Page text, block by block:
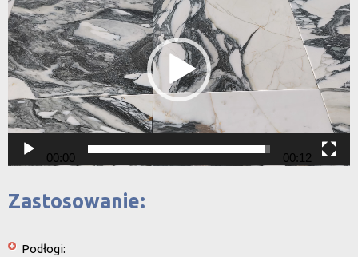
video
00:00 00:12
Zastosowanie:
Podłogi: